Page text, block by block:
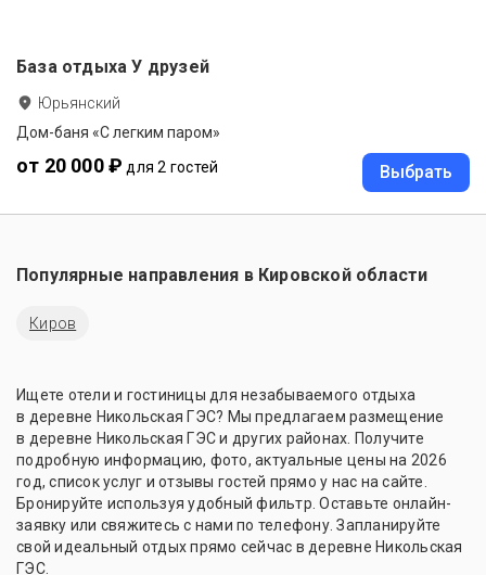
База отдыха У друзей
Юрьянский
Дом-баня «С легким паром»
от 20 000 ₽ для 2 гостей Выбрать
Популярные направления в Кировской области
Киров
Ищете отели и гостиницы для незабываемого отдыха
в деревне Никольская ГЭС? Мы предлагаем размещение
в деревне Никольская ГЭС и других районах. Получите
подробную информацию, фото, актуальные цены на 2026
год, список услуг и отзывы гостей прямо у нас на сайте.
Бронируйте используя удобный фильтр. Оставьте онлайн-
заявку или свяжитесь с нами по телефону. Запланируйте
свой идеальный отдых прямо сейчас в деревне Никольская
ГЭС.